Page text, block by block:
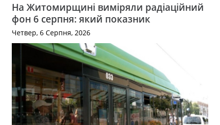
На Житомирщині виміряли радіаційний
фон 6 серпня: який показник
Четвер, 6 Серпня, 2026